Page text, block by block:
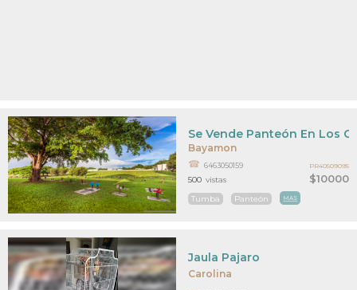
Bayamon
$10000
Se Vende Panteón En Los
6463050159
Tumba Panteón MAS
500 vistas
PR40509095
Carolina
Jaula Pajaro